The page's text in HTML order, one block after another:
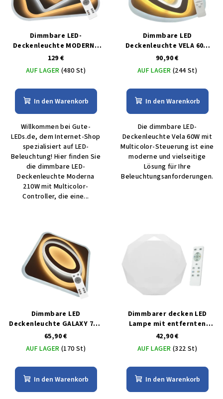
Dimmbare LED-
Deckenleuchte MODERNA
210W mit MULTICOLOR-
Controller
129 €
AUF LAGER (480 St)
In den Warenkorb
Willkommen bei Gute-
LEDs.de, dem Internet-Shop
spezialisiert auf LED-
Beleuchtung! Hier finden Sie
die dimmbare LED-
Deckenleuchte Moderna
210W mit Multicolor-
Controller, die eine...
Dimmbare LED
Deckenleuchte VELA 60W
mit MULTICOLOR-Steuerung
90,90 €
AUF LAGER (244 St)
In den Warenkorb
Die dimmbare LED-
Deckenleuchte Vela 60W mit
Multicolor-Steuerung ist eine
moderne und vielseitige
Lösung für Ihre
Beleuchtungsanforderungen.
Dimmbare LED
Deckenleuchte GALAXY 70W
mit MULTICOLOR-Steuerung
65,90 €
AUF LAGER (170 St)
In den Warenkorb
Dimmbarer decken LED
Lampe mit entfernten
bedienungem 25W
42,90 €
AUF LAGER (322 St)
In den Warenkorb